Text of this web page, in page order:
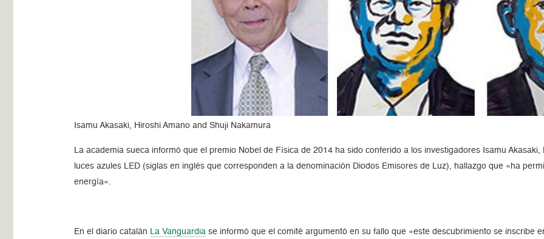
Isamu Akasaki, Hiroshi Amano and Shuji Nakamura
La academia sueca informó que el premio Nobel de Física de 2014 ha sido conferido a los investigadores Isamu
luces azules LED (siglas en inglés que corresponden a la denominación Diodos Emisores de Luz), hallazgo que «ha
energía».
En el diario catalán La Vanguardia se informó que el comité argumentó en su fallo que «este descubrimiento se inscribe